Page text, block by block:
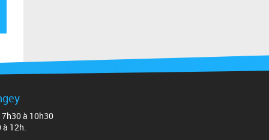
à 10h30
12h.